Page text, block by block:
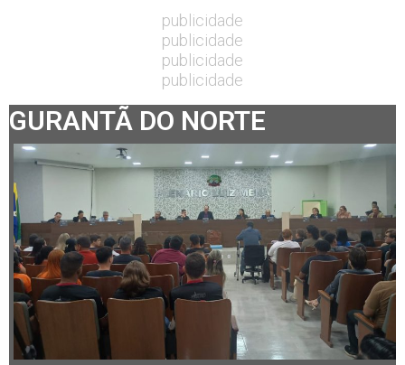
publicidade
publicidade
publicidade
publicidade
GURANTÃ DO NORTE